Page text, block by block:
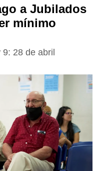
a Jubilados
mínimo
9: 28 de abril